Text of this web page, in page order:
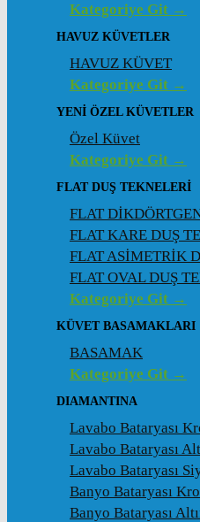
Kategoriye Git →
HAVUZ KÜVETLER
HAVUZ KÜVET
Kategoriye Git →
YENI ÖZEL KÜVETLER
Özel Küvet
Kategoriye Git →
FLAT DUŞ TEKNELERI
FLAT
FLAT KARE DUŞ
FLAT ASİMETRİK
FLAT OVAL DUŞ
Kategoriye Git →
KÜVET BASAMAKLARI
BASAMAK
Kategoriye Git →
DIAMANTINA
Lavabo Bataryası
Lavabo Bataryası
Lavabo Bataryası
Banyo Bataryası
Banyo Bataryası